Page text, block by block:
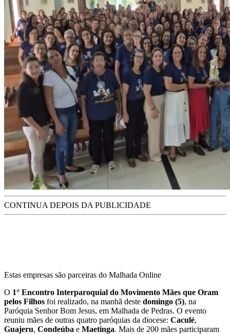
CONTINUA DEPOIS DA PUBLICIDADE
Estas empresas são parceiras do Malhada Online
O 1° Encontro Interparoquial do Movimento Mães que Oram
pelos Filhos foi realizado, na manhã deste domingo (5), na
Paróquia Senhor Bom Jesus, em Malhada de Pedras. O evento
reuniu mães de outras quatro paróquias da diocese: Caculé,
Guajeru, Condeúba e Maetinga. Mais de 200 mães participaram